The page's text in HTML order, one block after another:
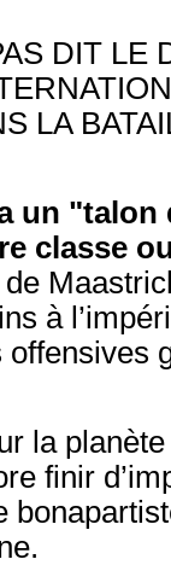
DIT LE
LA
un "talon
classe
à
la
finir